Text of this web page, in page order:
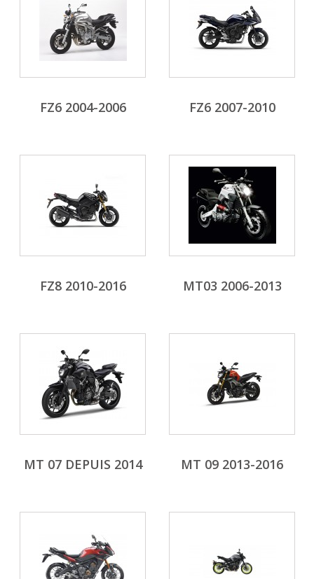
FZ6 2004-2006 FZ6 2007-2010
FZ8 2010-2016 MT03 2006-2013
MT 07 DEPUIS 2014 MT 09 2013-2016